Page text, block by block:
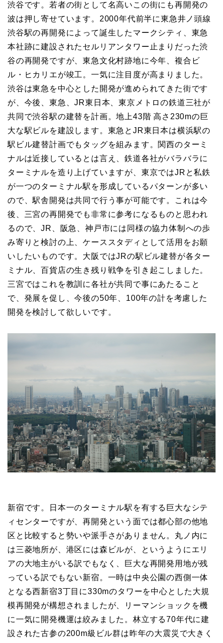
渋谷です。若者の街として名高いこの街にも再開発の
波は押し寄せています。2000年代前半に東急井ノ頭線
渋谷駅の再開発によって誕生したマークシティ、東急
本社跡に建設されたセルリアンタワー止まりだった渋
谷の再開発ですが、東急文化村跡地に今年、複合ビ
ル・ヒカリエが竣工。一気に注目度が高まりました。
渋谷は東急を中心とした開発が進められてきた街です
が、今後、東急、JR東日本、東京メトロの鉄道三社が
共同で渋谷駅の建替を計画。地上43階 高さ230mの巨
大な駅ビルを建設します。東急とJR東日本は横浜駅の
駅ビル建替計画でもタッグを組みます。関西のターミ
ナルは近接しているとは言え、鉄道各社がバラバラに
ターミナルを造り上げていますが、東京ではJRと私鉄
が一つのターミナル駅を形成しているパターンが多い
ので、駅舎開発は共同で行う事が可能です。これは今
後、三宮の再開発でも非常に参考になるものと思われ
るので、JR、阪急、神戸市には同様の協力体制への歩
み寄りと検討の上、ケーススタディとして活用をお願
いしたいものです。大阪ではJRの駅ビル建替が各ター
ミナル、百貨店の生き残り戦争を引き起こしました。
三宮ではこれを教訓に各社が共同で事にあたること
で、発展を促し、今後の50年、100年の計を考慮した
開発を検討して欲しいです。
新宿です。日本一のターミナル駅を有する巨大なシテ
ィセンターですが、再開発という面では都心部の他地
区と比較すると勢いや派手さがありません。丸ノ内に
は三菱地所が、港区には森ビルが、というようにエリ
アの大地主がいる訳でもなく、巨大な再開発用地が残
っている訳でもない新宿。一時は中央公園の西側一体
となる西新宿3丁目に330mのタワーを中心とした大規
模再開発が構想されましたが、リーマンショックを機
に一気に開発機運は絞みました。林立する70年代に建
設された古参の200m級ビル群は昨年の大震災で大きく